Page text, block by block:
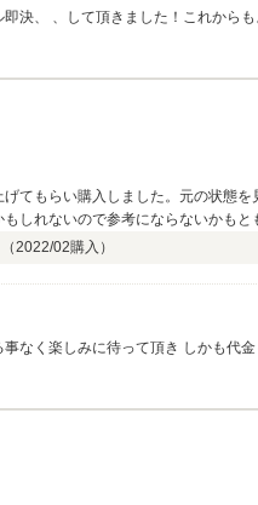
決、 、して頂きました！これから
てもらい購入しました。元の状態
しれないので参考にならないかも
金額通りで追加費用も請求されず、
はありません。年式的にいつかは
2022/02購入）
く楽しみに待って頂き しかも代